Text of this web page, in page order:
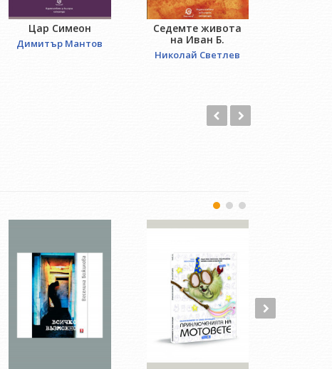
Цар Симеон
Димитър Мантов
Седемте живота
на Иван Б.
Николай Светлев